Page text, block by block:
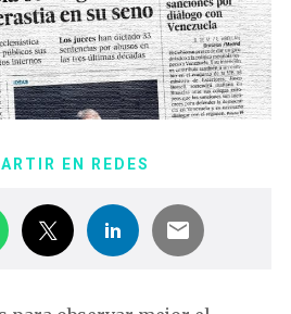
EN REDES